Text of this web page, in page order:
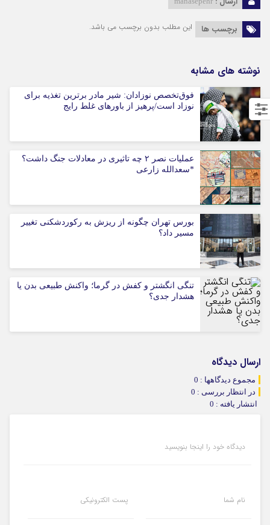
برچسب ها این مطلب بدون برچسب می باشد.
نوشته های مشابه
فوق‌تخصص نوزادان: شیر مادر برترین تغذیه برای
نوزاد است/پرهیز از باورهای غلط رایج
عملیات نصر ۲ چه تاثیری در معادلات جنگ داشت؟
*سعدالله زارعی
بورس تهران چگونه از ریزش به رکوردشکنی تغییر
مسیر داد؟
تنگی انگشتر و کفش در گرما؛ واکنش طبیعی بدن یا
هشدار جدی؟
ارسال دیدگاه
مجموع دیدگاهها : 0
در انتظار بررسی : 0
انتشار یافته : 0
دیدگاه خود را اینجا بنویسید
نام شما پست الکترونیکی